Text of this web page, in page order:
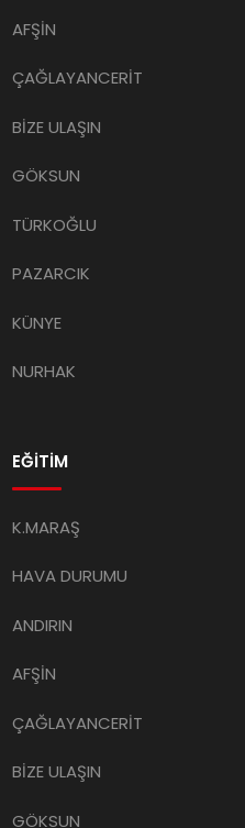
AFŞİN
ÇAĞLAYANCERİT
BİZE ULAŞIN
GÖKSUN
TÜRKOĞLU
PAZARCIK
KÜNYE
NURHAK
EĞİTİM
K.MARAŞ
HAVA DURUMU
ANDIRIN
AFŞİN
ÇAĞLAYANCERİT
BİZE ULAŞIN
GÖKSUN